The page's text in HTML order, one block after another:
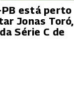
está perto
Jonas Toró,
Série C de